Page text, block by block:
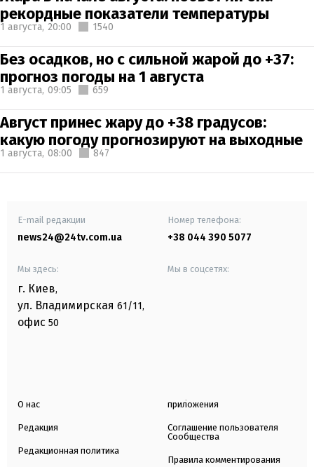
рекордные показатели температуры
1 августа, 20:00 1540
Без осадков, но с сильной жарой до +37:
прогноз погоды на 1 августа
1 августа, 09:05 659
Август принес жару до +38 градусов:
какую погоду прогнозируют на выходные
1 августа, 08:00 847
E-mail редакции
news24@24tv.com.ua
Номер телефона:
+38 044 390 5077
Мы здесь:
г. Киев,
ул. Владимирская 61/11,
офис 50
Мы в соцсетях:
О нас
Редакция
Редакционная политика
приложения
Соглашение пользователя
Сообщества
Правила комментирования